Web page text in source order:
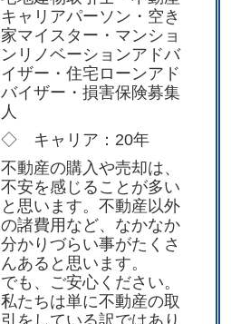
キャリアパーソン・空き
家マイスター・マンショ
ンリノベーションアドバ
イザー・住宅ローンアド
バイザー・損害保険募集
人
◇ キャリア：20年
不動産の購入や売却は、
不安を感じることが多い
と思います。不動産以外
の諸費用など、なかなか
分かりづらい事がたくさ
んあると思います。
でも、ご安心ください。
私たちは単に不動産の取
引をしている訳ではあり